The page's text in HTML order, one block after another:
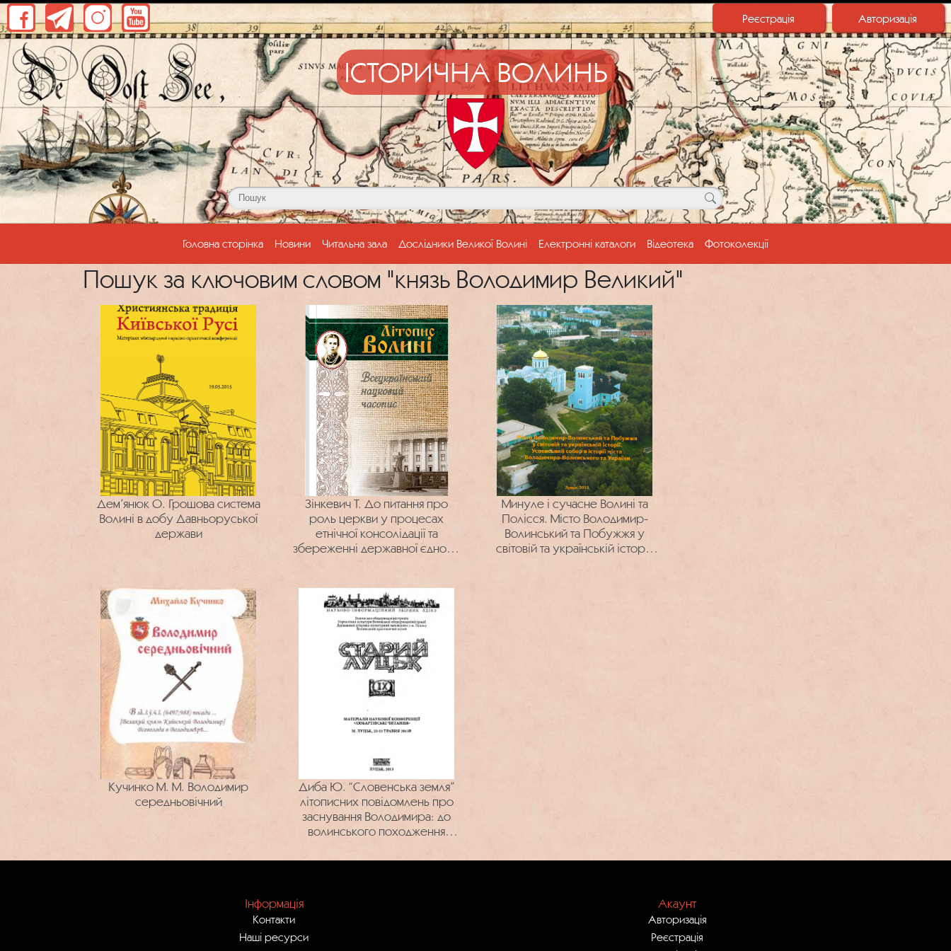
Авторизація
Реєстрація
ІСТОРИЧНА ВОЛИНЬ
Головна сторінка(current)
Новини Читальна зала Дослідники Великої Волині Електронні каталоги Відеотека Фотоколекції
Пошук за ключовим словом "князь Володимир Великий"
Дем’янюк О. Грошова система
Волині в добу Давньоруської
держави
Зінкевич Т. До питання про
роль церкви у процесах
етнічної консолідації та
збереженні державної єдності
Минуле і сучасне Волині та
Полісся. Місто Володимир-
Волинський та Побужжя у
світовій та українській історії.
Кучинко М. М. Володимир
середньовічний
Диба Ю. “Словенська земля”
літописних повідомлень про
заснування Володимира: до
волинського походження
легенд.
Інформація
Контакти
Наші ресурси
Акаунт
Авторизація
Реєстрація